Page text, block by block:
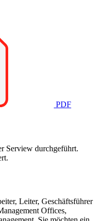
PDF
Serview durchgeführt.
Leiter, Geschäftsführer
Offices,